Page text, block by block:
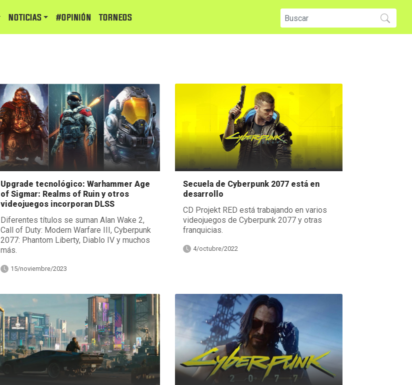
NOTICIAS #Opinión TORNEOS
Upgrade tecnológico: Warhammer Age
of Sigmar: Realms of Ruin y otros
videojuegos incorporan DLSS
Diferentes títulos se suman Alan Wake 2,
Call of Duty: Modern Warfare III, Cyberpunk
2077: Phantom Liberty, Diablo IV y muchos
más.
15/noviembre/2023
Secuela de Cyberpunk 2077 está en
desarrollo
CD Projekt RED está trabajando en varios
videojuegos de Cyberpunk 2077 y otras
franquicias.
4/octubre/2022